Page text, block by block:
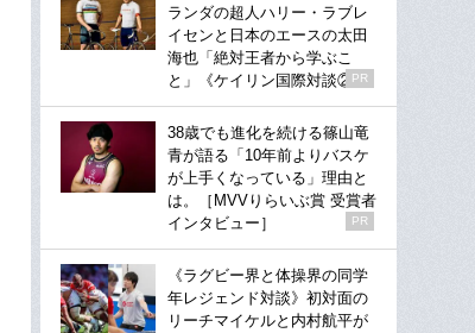
ランダの超人ハリー・ラブレ
イセンと日本のエースの太田
海也「絶対王者から学ぶこ
と」《ケイリン国際対談②》
PR
38歳でも進化を続ける篠山竜
青が語る「10年前よりバスケ
が上手くなっている」理由と
は。［MVVりらいぶ賞 受賞者
インタビュー］
PR
《ラグビー界と体操界の同学
年レジェンド対談》初対面の
リーチマイケルと内村航平が